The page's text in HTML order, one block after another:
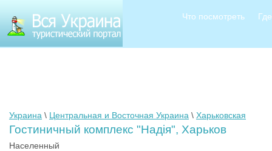
Что посмотреть
Украина \ Центральная и Восточная Украина \ Харьковская
Гостиничный комплекс "Надія", Харьков
Населенный